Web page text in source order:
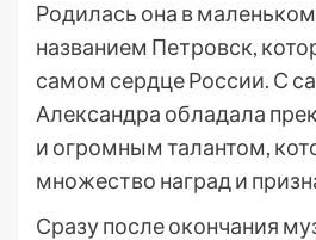
Родилась она в
названием Петровск,
самом сердце России. С
Александра обладала
и огромным талантом,
множество наград и
Сразу после окончания